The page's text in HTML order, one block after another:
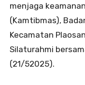
menjaga
(Kamtibmas),
Kecamatan
Silaturahmi
(21/52025).